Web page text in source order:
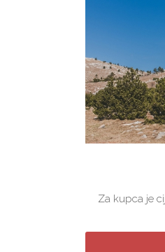
Za kupca je